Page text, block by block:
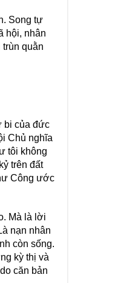
Song tự
hội, nhân
quằn
bi của đức
Chủ nghĩa
tôi không
trên đất
Công ước
Mà là lời
nạn nhân
còn sống.
kỳ thị và
căn bản